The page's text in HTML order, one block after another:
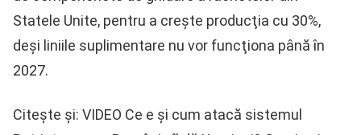
Statele Unite, pentru a creşte producţia cu 30%,
deşi liniile suplimentare nu vor funcţiona până în
2027.
Citește și: VIDEO Ce e și cum atacă sistemul